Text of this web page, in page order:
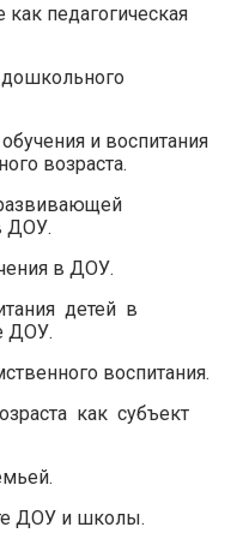
педагогическая
и воспитания
возраста.
ДОУ.
в ДОУ.
детей в
ДОУ.
воспитания.
как субъект
ДОУ и школы.